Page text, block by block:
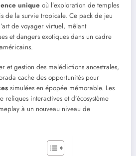
unique où l’exploration de temples
de la survie tropicale. Ce pack de jeu
de voyager virtuel, mêlant
et dangers exotiques dans un cadre
et gestion des malédictions ancestrales,
cache des opportunités pour
simulées en épopée mémorable. Les
reliques interactives et d’écosystème
à un nouveau niveau de